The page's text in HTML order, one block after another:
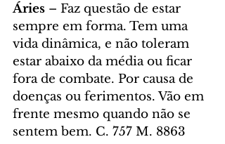
Áries – Faz questão de estar
sempre em forma. Tem uma
vida dinâmica, e não toleram
estar abaixo da média ou ficar
fora de combate. Por causa de
doenças ou ferimentos. Vão em
frente mesmo quando não se
sentem bem. C. 757 M. 8863